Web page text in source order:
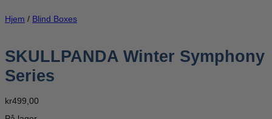
Hjem / Blind Boxes
SKULLPANDA Winter Symphony
Series
kr499,00